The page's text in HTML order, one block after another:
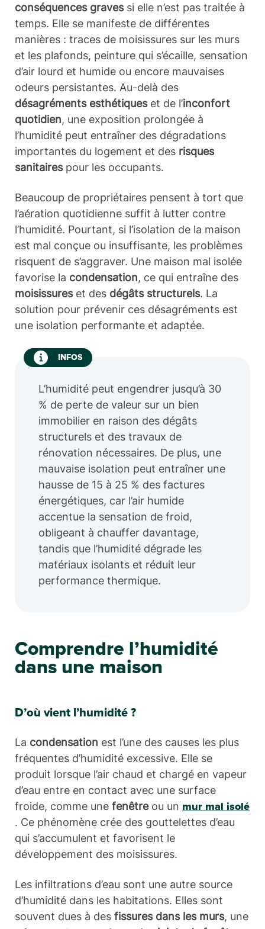
conséquences gravessi elle n’est pas traitée à
temps. Elle se manifeste de différentes
manières : traces de moisissures sur les murs
et les plafonds, peinture qui s’écaille, sensation
d’air lourd et humide ou encore mauvaises
odeurs persistantes. Au-delà des
désagréments esthétiqueset de l’inconfort
quotidien, une exposition prolongée à
l’humidité peut entraîner des dégradations
importantes du logement et des risques
sanitairespour les occupants.
Beaucoup de propriétaires pensent à tort que
l’aération quotidienne suffit à lutter contre
l’humidité. Pourtant, si l’isolation de la maison
est mal conçue ou insuffisante, les problèmes
risquent de s’aggraver. Une maison mal isolée
favorise la condensation, ce qui entraîne des
moisissureset des dégâts structurels. La
solution pour prévenir ces désagréments est
une isolation performante et adaptée.
INFOS
L’humidité peut engendrer jusqu’à 30
% de perte de valeur sur un bien
immobilier en raison des dégâts
structurels et des travaux de
rénovation nécessaires. De plus, une
mauvaise isolation peut entraîner une
hausse de 15 à 25 % des factures
énergétiques, car l’air humide
accentue la sensation de froid,
obligeant à chauffer davantage,
tandis que l’humidité dégrade les
matériaux isolants et réduit leur
performance thermique.
Comprendre l’humidité
dans une maison
D’où vient l’humidité ?
La condensation est l’une des causes les plus
fréquentes d’humidité excessive. Elle se
produit lorsque l’air chaud et chargé en vapeur
d’eau entre en contact avec une surface
froide, comme une fenêtreou un mur mal isolé
. Ce phénomène crée des gouttelettes d’eau
qui s’accumulent et favorisent le
développement des moisissures.
Les infiltrations d’eau sont une autre source
d’humidité dans les habitations. Elles sont
souvent dues à des fissures dans les murs, une